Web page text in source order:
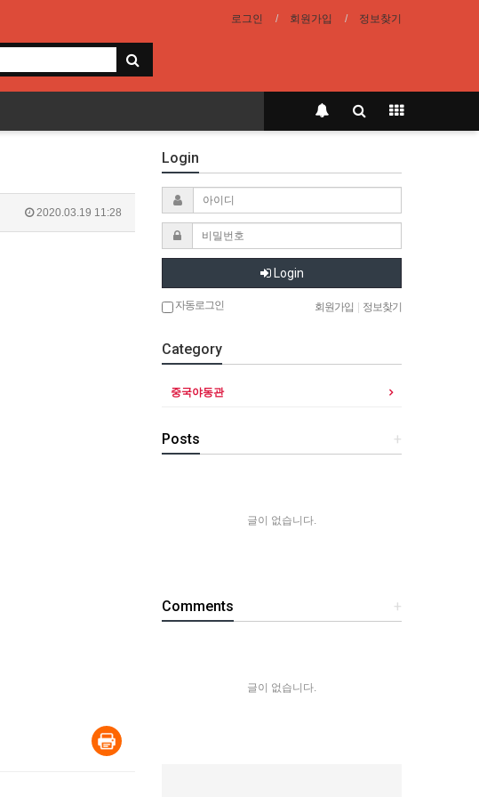
로그인 회원가입 정보찾기
2020.03.19 11:28
Login
Login
자동로그인 회원가입 정보찾기
Category
중국야동관
+
Posts
글이 없습니다.
+
Comments
글이 없습니다.